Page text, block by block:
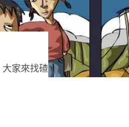
大家來找碴